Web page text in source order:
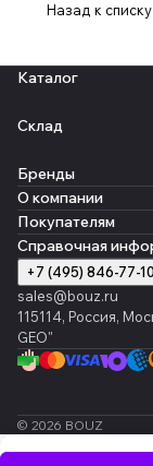
Назад к списку
Каталог
Склад
Бренды
О компании
Покупателям
Справочная
+7 (495) 846-77-10
sales@bouz.ru
115114, Россия,
GEO"
© 2026 BOUZ